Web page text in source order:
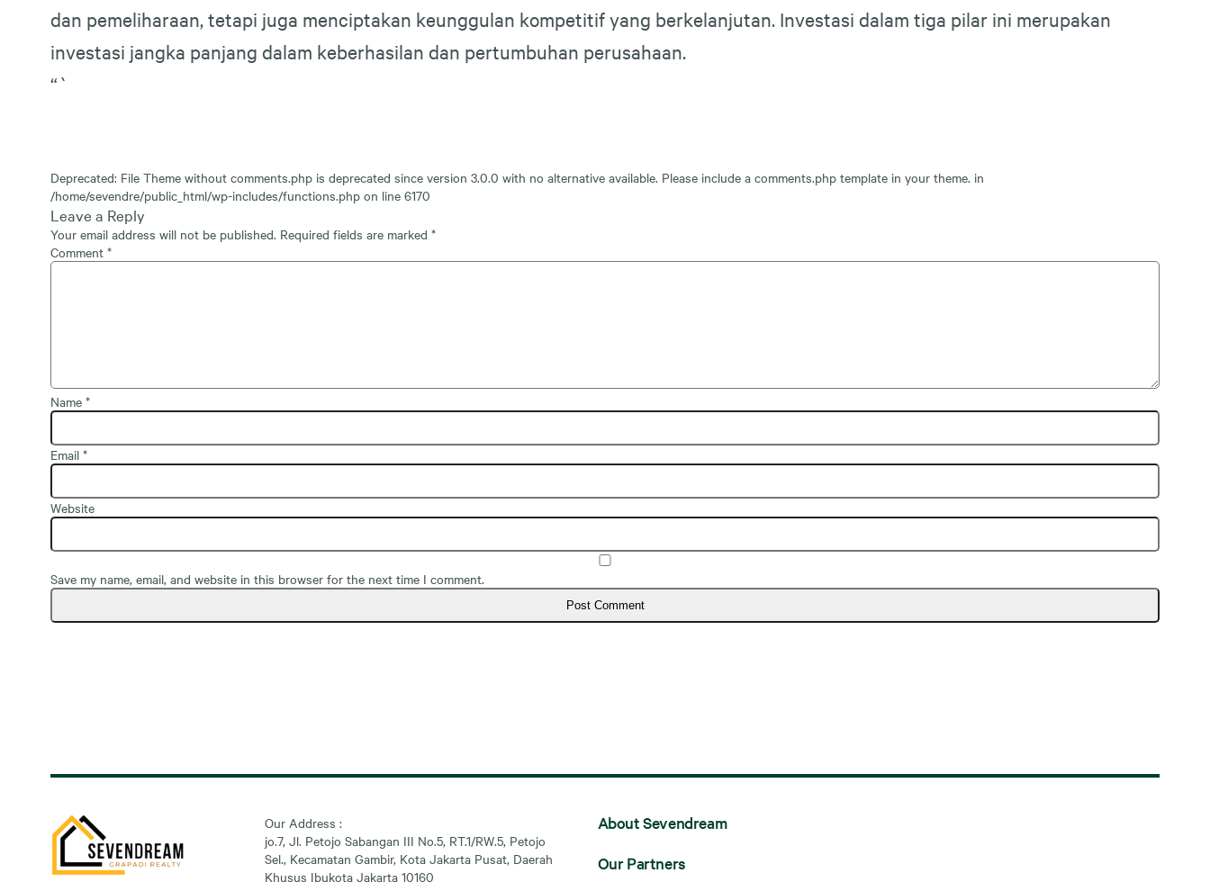
dan pemeliharaan, tetapi juga menciptakan keunggulan kompetitif yang berkelanjutan. Investasi dalam tiga pilar ini merupakan
investasi jangka panjang dalam keberhasilan dan pertumbuhan perusahaan.
“`
Deprecated: File Theme without comments.php is deprecated since version 3.0.0 with no alternative available. Please include a comments.php template in your theme. in
/home/sevendre/public_html/wp-includes/functions.php on line 6170
Leave a Reply
Your email address will not be published. Required fields are marked *
Comment *
Name *
Email *
Website
Save my name, email, and website in this browser for the next time I comment.
Our Address :
jo.7, Jl. Petojo Sabangan III No.5, RT.1/RW.5, Petojo
Sel., Kecamatan Gambir, Kota Jakarta Pusat, Daerah
Khusus Ibukota Jakarta 10160
About Sevendream
Our Partners